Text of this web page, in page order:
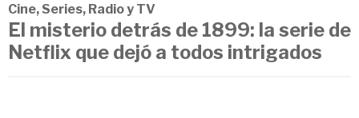
Cine, Series, Radio y TV
El misterio detrás de 1899: la serie de
Netflix que dejó a todos intrigados